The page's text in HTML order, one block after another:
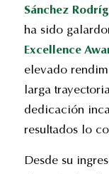
Sánchez
ha sido
Excellence
elevado
larga
dedicación
resultados lo
Desde su